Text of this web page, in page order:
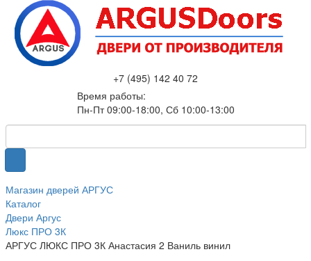
+7 (495) 142 40 72
Время работы:
Пн-Пт 09:00-18:00, Сб 10:00-13:00
Магазин дверей АРГУС
Каталог
Двери Аргус
Люкс ПРО 3К
АРГУС ЛЮКС ПРО 3К Анастасия 2 Ваниль винил